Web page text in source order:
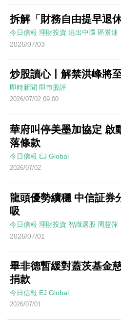
拆解「財務自由提早退
今日信報 理財投資 逃出中環 區景連
2026/07/03
炒股讀心丨解禁洪峰將
即時新聞 即巿股評
2026/07/02 09:00
華府叫停美墨加協定 啟
落條款
今日信報 EJ Global
2026/07/02
龍頭優勢續穩 中信証券
吸
今日信報 理財投資 智識選股 周慧萍
2026/07/01
畢非德暫緩對蓋茨基金
捐款
今日信報 EJ Global
2026/07/01